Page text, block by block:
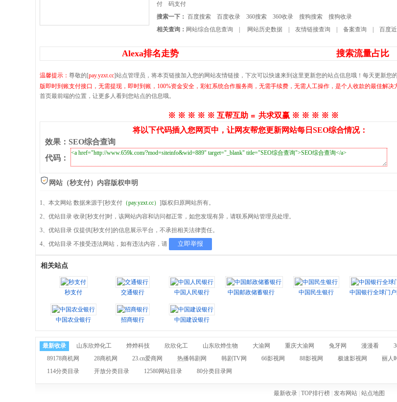
付
码支付
搜索一下： 百度搜索 百度收录 360搜索 360收录 搜狗搜索
搜狗收录
相关查询： 网站综合信息查询 网站历史数据 友情链接查询 备案查询 百度
Alexa排名走势 搜索流量占比
温馨提示： 尊敬的[pay.yzxt.cc]站点管理员，将本页链接加入您的网站友情链接，下次可以快速来到这里更新您的站点信息哦！每天更新您
版即时到账支付接口，无需提现，即时到账，100%资金安全，彩虹系统合作服务商，无需手续费，无需人工操作，是个人收款的最佳解决
首页最前端的位置，让更多人看到您站点的信息哦。
※ ※ ※ ※ ※ 互帮互助 ≌ 共求双赢 ※ ※ ※ ※ ※
将以下代码插入您网页中，让网友帮您更新网站每日SEO综合情况：
效果 ： SEO综合查询
代码 ：
网站（秒支付）内容版权申明
1、本文网站 数据来源于[秒支付 （pay.yzxt.cc） ]版权归原网站所有。
2、优站目录 收录[秒支付]时，该网站内容和访问都正常，如您发现有异，请联系网站管理员处理。
3、优站目录 仅提供[秒支付]的信息展示平台，不承担相关法律责任。
4、优站目录 不接受违法网站，如有违法内容，请
立即举报
相关站点
秒支付 交通银行 中国人民银行 中国邮政储蓄银行 中国民生银行 中国银行全球门户
中国农业银行 招商银行 中国建设银行
最新收录 山东欣烨化工 烨烨科技 欣欣化工 山东欣烨生物 大渝网 重庆大渝网 兔牙网 漫漫看
89178商机网
28商机网 23.cn爱商网 热播韩剧网 韩剧TV网 66影视网 88影视网 极速影视网 丽人
114分类目录
开放分类目录 12580网站目录 80分类目录网
最新收录| TOP排行榜| 发布网站| 站点地图